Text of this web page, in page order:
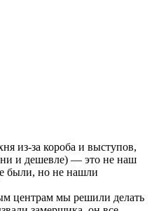
из-за короба и выступов,
и дешевле) — это не наш
были, но не нашли
центрам мы решили делать